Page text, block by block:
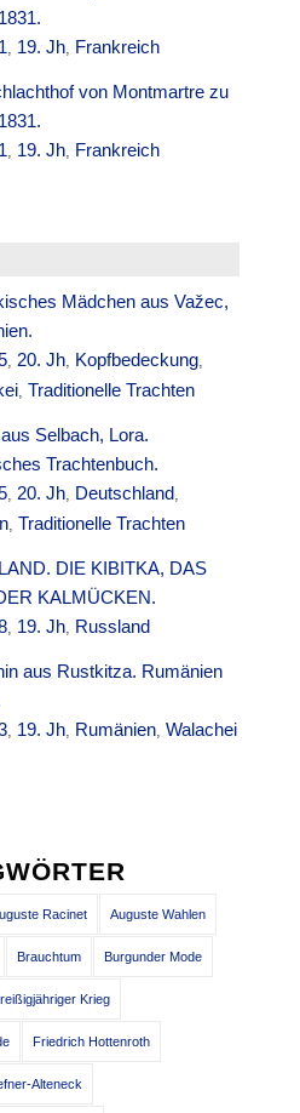
, 19. Jh, Frankreich
von Montmartre zu
, 19. Jh, Frankreich
Mädchen aus Važec,
,20. Jh, Kopfbedeckung,
, Traditionelle Trachten
Selbach, Lora.
Trachtenbuch.
,20. Jh, Deutschland,
, Traditionelle Trachten
DIE KIBITKA, DAS
KALMÜCKEN.
, 19. Jh, Russland
aus Rustkitza. Rumänien
, 19. Jh, Rumänien,Walachei
Racinet Auguste Wahlen
Brauchtum Burgunder Mode
Krieg
Friedrich Hottenroth
Alteneck